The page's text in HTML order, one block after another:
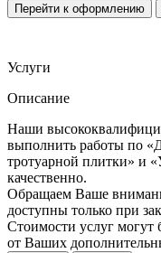
Перейти к оформлению
Услуги
Описание
Наши
выполнить работы по
тротуарной плитки» и
качественно.
Обращаем Ваше
доступны только при
Стоимости услуг могут
от Ваших